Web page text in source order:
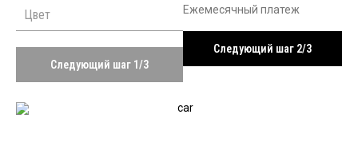
Следующий шаг 1/3
Ежемесячный платеж
Следующий шаг 2/3